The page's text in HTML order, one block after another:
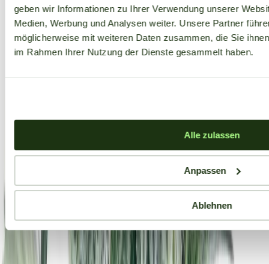
geben wir Informationen zu Ihrer Verwendung unserer
Medien, Werbung und Analysen weiter. Unsere Partner
möglicherweise mit weiteren Daten zusammen, die Sie
im Rahmen Ihrer Nutzung der Dienste gesammelt haben.
Alle zulassen
Anpassen
Ablehnen